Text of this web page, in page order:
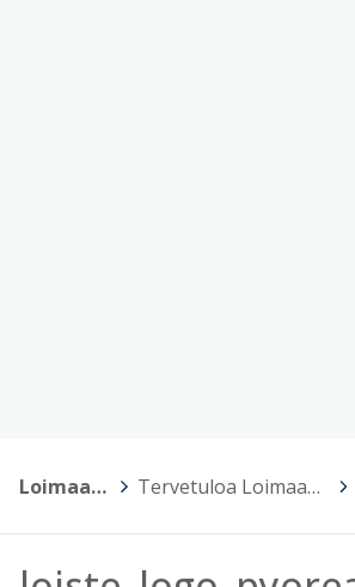
Loimaan työväenopisto > Tervetuloa Loimaan työväenopiston Peda.Net-sivuille >